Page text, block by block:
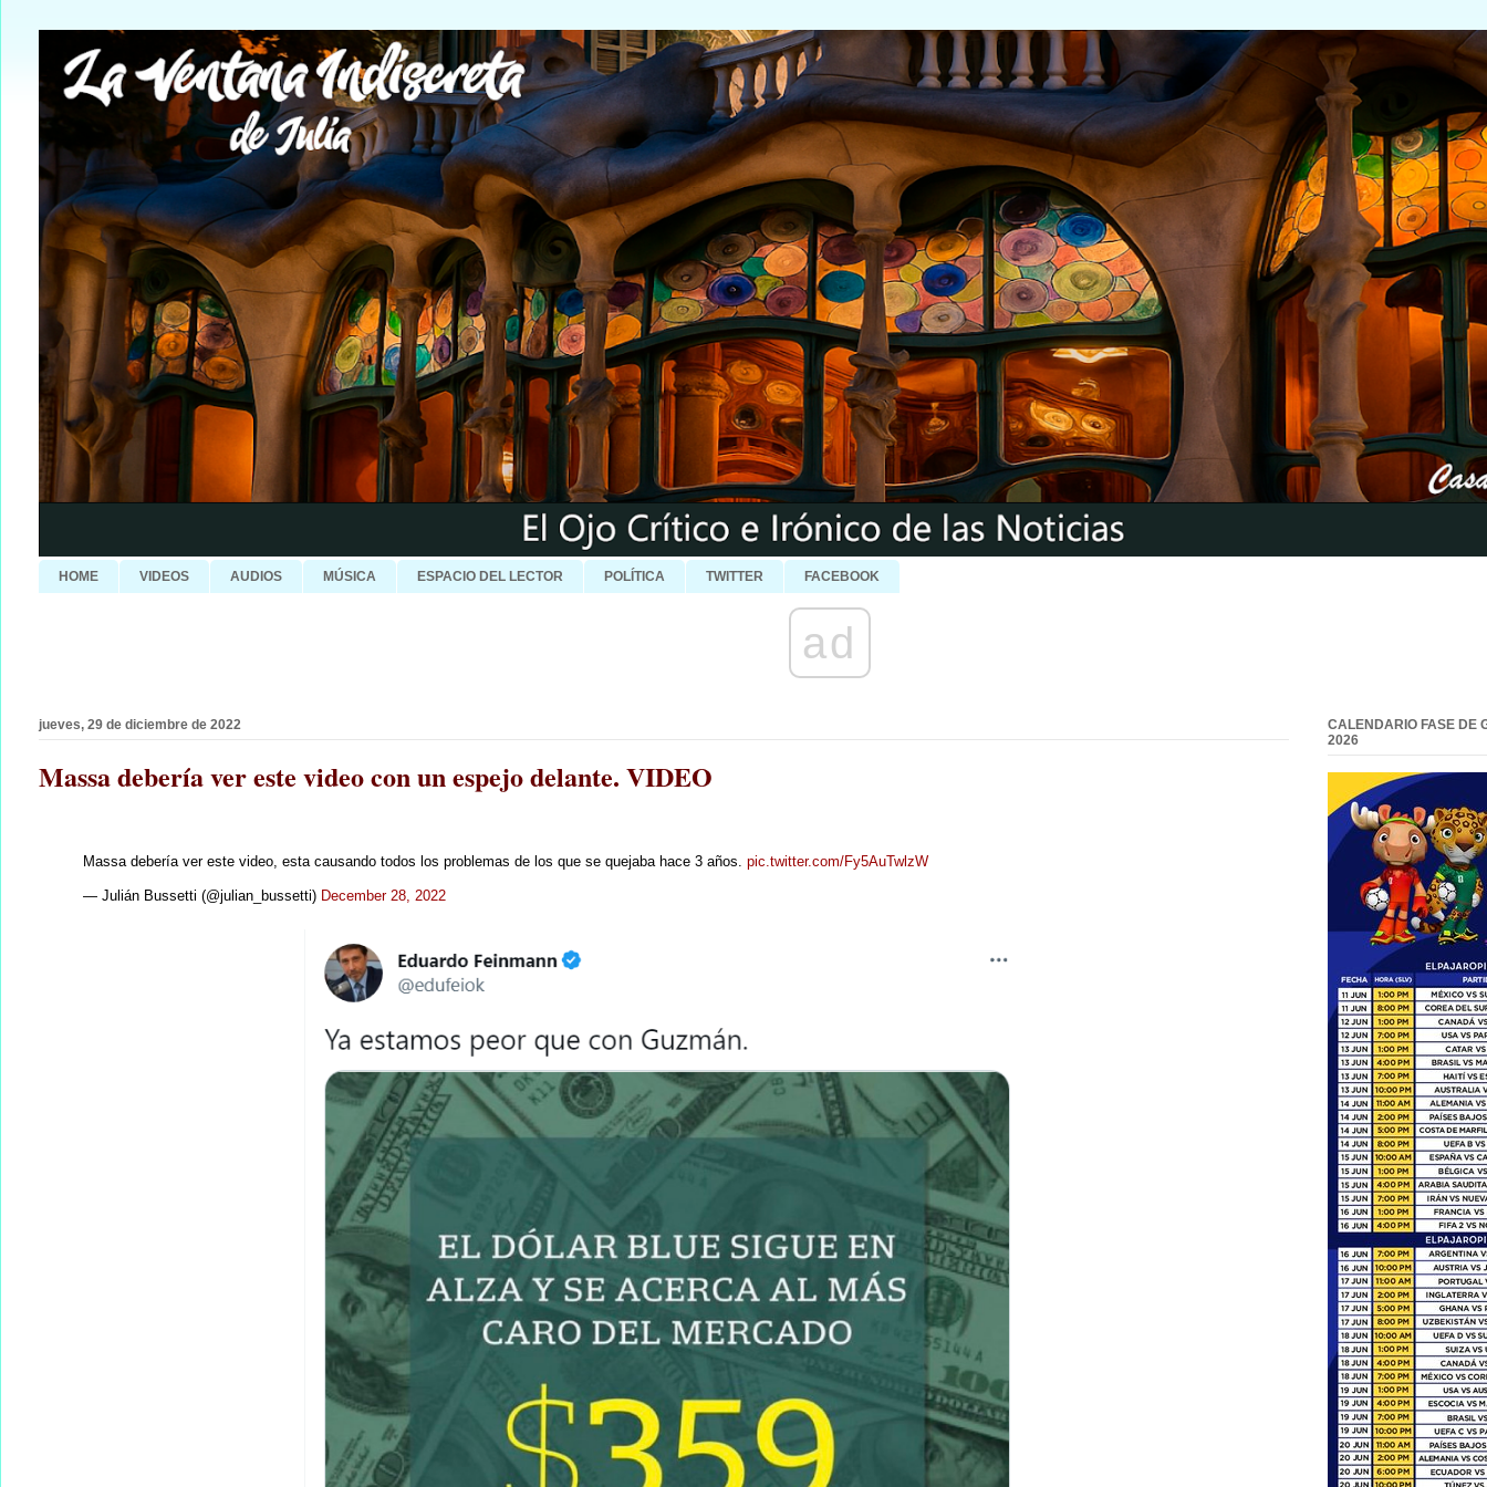
HOME VIDEOS AUDIOS MÚSICA ESPACIO DEL LECTOR POLÍTICA TWITTER FACEBOOK
ad
jueves, 29 de diciembre de 2022
Massa debería ver este video con un espejo delante. VIDEO
Massa debería ver este video, esta causando todos los problemas de los que se quejaba hace 3 años. pic.twitter.com/Fy5AuTwlzW
— Julián Bussetti (@julian_bussetti) December 28, 2022
CALENDARIO FASE DE
2026